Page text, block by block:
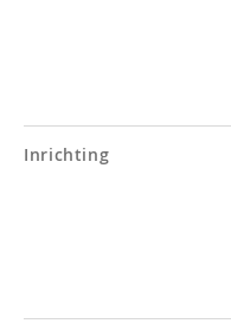
Inrichting